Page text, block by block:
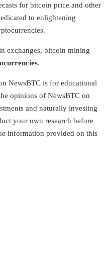
for bitcoin price and other
to enlightening
exchanges, bitcoin mining
.
NewsBTC is for educational
opinions of NewsBTC on
and naturally investing
your own research before
information provided on this